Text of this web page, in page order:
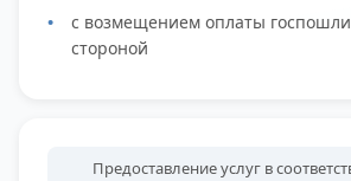
с возмещением оплаты
стороной
Предоставление услуг в